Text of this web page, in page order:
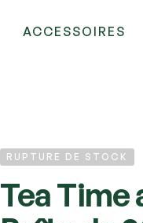
ACCESSOIRES
RUPTURE DE STOCK
Tea Time